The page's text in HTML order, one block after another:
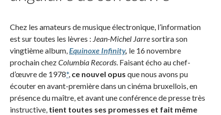
Chez les amateurs de musique électronique, l’information
est sur toutes les lèvres : Jean-Michel Jarresortira son
vingtième album,Equinoxe Infinity, le 16 novembre
prochain chezColumbia Records. Faisant écho au chef-
d’œuvre de 1978*, ce nouvel opus que nous avons pu
écouter en avant-première dans un cinéma bruxellois, en
présence du maître, et avant une conférence de presse très
instructive, tient toutes ses promesses et fait même